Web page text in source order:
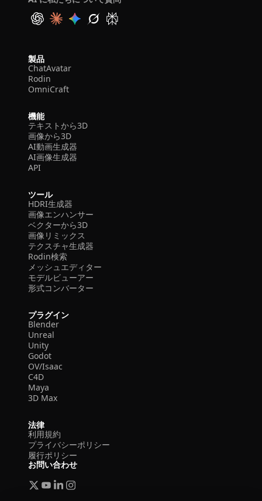
製品
ChatAvatar
Rodin
OmniCraft
機能
テキストから3D
画像から3D
AI動画生成器
AI画像生成器
API
ツール
HDRI生成器
画像エンハンサー
ベクターから3D
画像リミックス
テクスチャ生成器
Rodin検索
メッシュエディター
モデルビューアー
形式コンバーター
プラグイン
Blender
Unreal
Unity
Godot
OV/Isaac
C4D
Maya
3D Max
法律
利用規約
プライバシーポリシー
履行ポリシー
お問い合わせ